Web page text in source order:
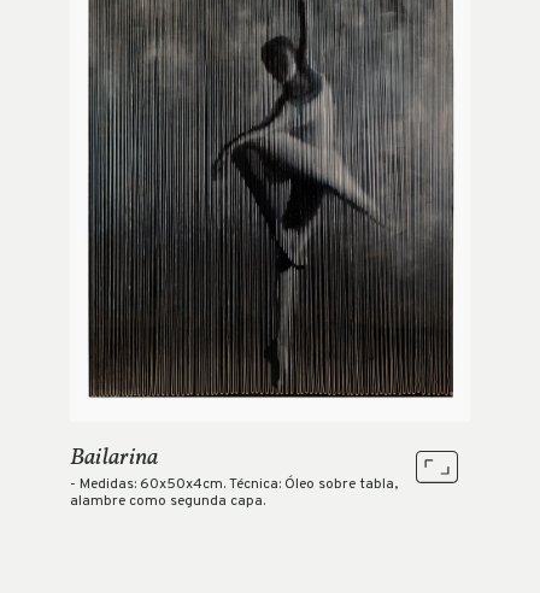
Bailarina
- Medidas: 60x50x4cm. Técnica: Óleo sobre tabla,
alambre como segunda capa.